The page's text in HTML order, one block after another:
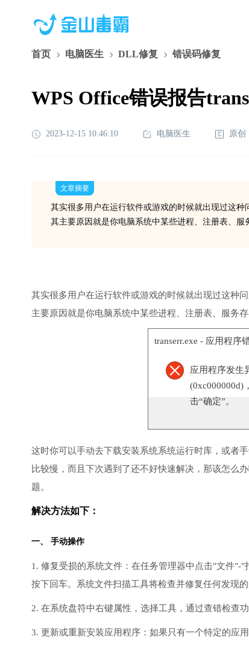
首页 电脑医生 DLL修复 错误码修复
WPS Office错误报告
2023-12-15 10:46:10 电脑医生 原创
文章摘要
其实很多用户在运行软件或游戏的时候就出现过这种
其主要原因就是你电脑系统中某些进程、注册表、服
其实很多用户在运行软件或游戏的时候就出现过这种
主要原因就是你电脑系统中某些进程、注册表、服务
transerr.exe - 应用程序
应用程序发生
(0xc000000d)
击“确定”。
这时你可以手动去下载安装系统系统运行时库，或者
比较慢，而且下次遇到了还不好快速解决，那该怎么
题。
解决方法如下：
一、 手动操作
1. 修复受损的系统文件：在任务管理器中点击"文件"-
按下回车。系统文件扫描工具将检查并修复任何发现
2. 在系统盘符中右键属性，选择工具，通过查错检查
3. 更新或重新安装应用程序：如果只有一个特定的应